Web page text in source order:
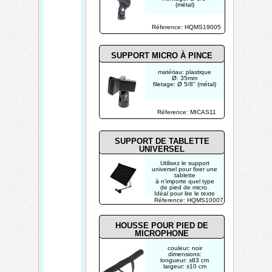
SUPPORT MICRO À PINCE
HOUSSE POUR PIED DE
MICROPHONE
Réference: MICAS11
Réference: HQMS19005
(métal)
matériau: plastique
Ø: 35mm
filetage: Ø 5/8" (métal)
couleur: noir
dimensions:
longueur: ±83 cm
largeur: ±10 cm
SUPPORT DE TABLETTE
UNIVERSEL
Utilisez le support
universel pour fixer une
tablette
à n'importe quel type
de pied de micro.
Idéal pour lire le texte
d'un discours,
les partittions, lors
musicale, etc. Les
commandes restent
accessibles, même
dans le support.
Réference: HQMS10007